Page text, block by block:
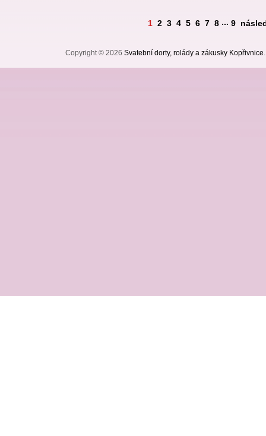
1 2 3 4 5 6 7 8 ... 9
Copyright © 2026 Svatební dorty, rolády a zákusky Kopřivnice